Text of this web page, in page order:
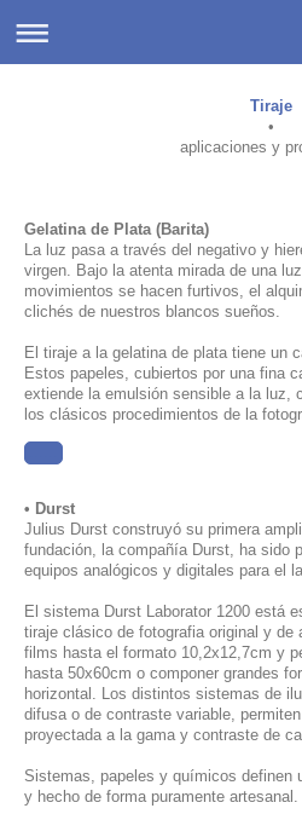
Tiraje
•
aplicaciones y
Gelatina de Plata (Barita)
La luz pasa a través del negativo y
virgen. Bajo la atenta mirada de una
movimientos se hacen furtivos, el
clichés de nuestros blancos sueños.
El tiraje a la gelatina de plata tiene un
Estos papeles, cubiertos por una fina
extiende la emulsión sensible a la luz,
los clásicos procedimientos de la
• Durst
Julius Durst construyó su primera
fundación, la compañía Durst, ha sido
equipos analógicos y digitales para el
El sistema Durst Laborator 1200 está
tiraje clásico de fotografia original y
films hasta el formato 10,2x12,7cm y
hasta 50x60cm o componer grandes
horizontal. Los distintos sistemas de
difusa o de contraste variable,
proyectada a la gama y contraste de
Sistemas, papeles y químicos definen
y hecho de forma puramente artesanal.